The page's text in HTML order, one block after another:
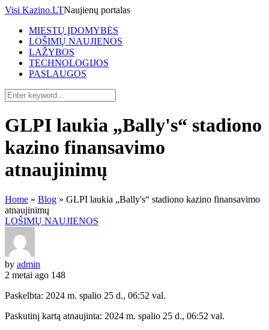
Visi Kazino.LTNaujienų portalas
MIESTŲ ĮDOMYBĖS
LOŠIMŲ NAUJIENOS
LAŽYBOS
TECHNOLOGIJOS
PASLAUGOS
GLPI laukia „Bally's“ stadiono
kazino finansavimo
atnaujinimų
Home » Blog » GLPI laukia „Bally's“ stadiono kazino finansavimo
atnaujinimų
LOŠIMŲ NAUJIENOS
by admin
2 metai ago 148
Paskelbta: 2024 m. spalio 25 d., 06:52 val.
Paskutinį kartą atnaujinta: 2024 m. spalio 25 d., 06:52 val.